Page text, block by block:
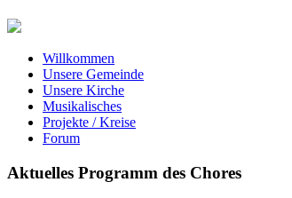
Willkommen
Unsere Gemeinde
Unsere Kirche
Musikalisches
Projekte / Kreise
Forum
Aktuelles Programm des Chores